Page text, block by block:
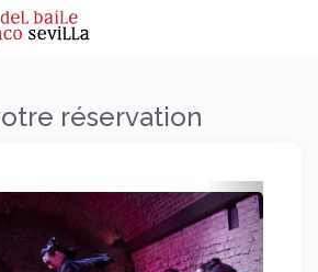
réservation